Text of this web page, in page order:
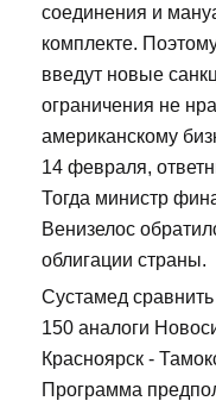
соединения и
комплекте.
введут новые
ограничения не
американскому
14 февраля,
Тогда министр
Венизелос
облигации страны.
Сустамед
150 аналоги
Красноярск -
Программа